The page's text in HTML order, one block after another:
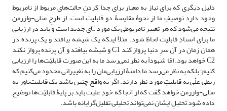
دلیلِ دیگری که برای نیاز به معیار برای جدا کردنِ حالت‌های مربوط از نامربوط
وجود دارد توصیفِ ما از نحوۀ مقایسۀ دو قابلیت است. از طرحِ منلی-وازرمن
نتیجه می‌شود که هر تغییرِ نامربوطی یک موردِ Cی جدید است و باید در ارزیابیِ
ما برای اسنادِ قابلیت لحاظ شود. مثلاً اینکه یک شیشه بیافتد و یک پرنده در
همان زمان در آن سرِ دنیا پرواز کند C1 و شیشه بیافتد و آن پرنده پرواز نکند
C2 خواهد بود. امّا شهوداً به نظر نمی‌رسد ما به این صورت قابلیّت‌ها را ارزیابی
کنیم؛ بلکه به نظر می‌رسد ما دامنۀ ارزیابی‌مان را به تغییراتی محدود می‌کنیم که
ربطی علّی به قابلیتِ موردِ نظر دارند. اگر به واقع چنین باشد یک قابلیت‌باور به
منلی-وازرمن خواهد گفت که از آنجا که خودِ علیت باید بر پایۀ قابلیّت‌ها توضیح
داده شود تحلیلِ ایشان نمی‌تواند تحلیلی تقلیل‌گرایانه باشد.